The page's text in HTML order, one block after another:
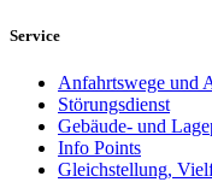
Service
Anfahrtswege und
Störungsdienst
Gebäude- und
Info Points
Gleichstellung,